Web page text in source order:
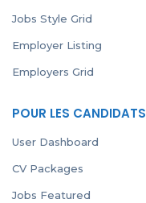
Jobs Style Grid
Employer Listing
Employers Grid
POUR LES CANDIDATS
User Dashboard
CV Packages
Jobs Featured